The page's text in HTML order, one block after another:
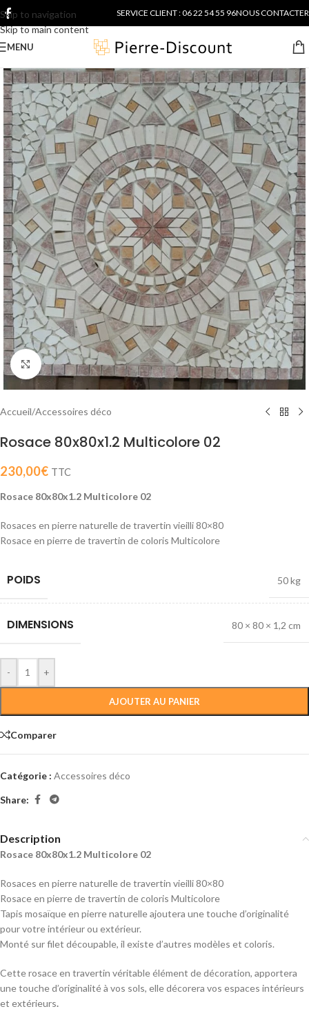
Skip to navigation
Skip to main content
SERVICE CLIENT : 06 22 54 55 96NOUS CONTACTER
MENU
Cliquer pour agrandir
Accueil/Accessoires déco
Rosace 80x80x1.2 Multicolore 02
230,00€ TTC
Rosace 80x80x1.2 Multicolore 02
Rosaces en pierre naturelle de travertin vieilli 80×80
Rosace en pierre de travertin de coloris Multicolore
POIDS 50 kg
DIMENSIONS 80 × 80 × 1,2 cm
- +
AJOUTER AU PANIER
Comparer
Catégorie : Accessoires déco
Share:
Description
Rosace 80x80x1.2 Multicolore 02
Rosaces en pierre naturelle de travertin vieilli 80×80
Rosace en pierre de travertin de coloris Multicolore
Tapis mosaïque en pierre naturelle ajoutera une touche d’originalité
pour votre intérieur ou extérieur.
Monté sur filet découpable, il existe d’autres modèles et coloris.
Cette rosace en travertin véritable élément de décoration, apportera
une touche d’originalité à vos sols, elle décorera vos espaces intérieurs
et extérieurs.